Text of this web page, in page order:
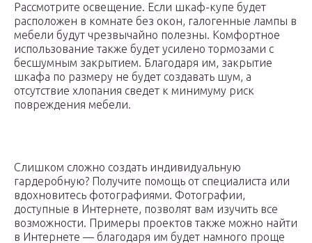
Рассмотрите освещение. Если шкаф-купе будет
расположен в комнате без окон, галогенные лампы в
мебели будут чрезвычайно полезны. Комфортное
использование также будет усилено тормозами с
бесшумным закрытием. Благодаря им, закрытие
шкафа по размеру не будет создавать шум, а
отсутствие хлопания сведет к минимуму риск
повреждения мебели.
Слишком сложно создать индивидуальную
гардеробную? Получите помощь от специалиста или
вдохновитесь фотографиями. Фотографии,
доступные в Интернете, позволят вам изучить все
возможности. Примеры проектов также можно найти
в Интернете — благодаря им будет намного проще